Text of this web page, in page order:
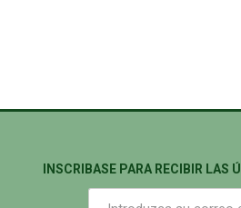
INSCRIBASE PARA RECIBIR LAS